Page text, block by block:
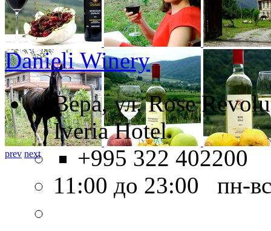
prev next
Danieli Winery
Вера, ул. Rose
Iveria Hotel
+995 322 402200
11:00 до 23:00 пн-вс